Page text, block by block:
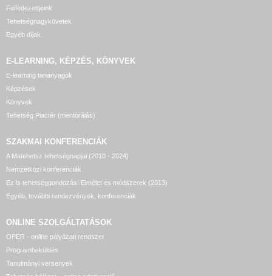
Felfedezettjeink
Tehetségnagykövetek
Egyéb díjak
E-LEARNING, KÉPZÉS, KÖNYVEK
E-learning tananyagok
Képzések
Könyvek
Tehetség Piactér (mentorálás)
SZAKMAI KONFERENCIÁK
A Matehetsz tehetségnapjai (2010 - 2024)
Nemzetközi konferenciák
Ez is tehetséggondozás! Elmélet és módszerek (2013)
Egyéb, további rendezvények, konferenciák
ONLINE SZOLGÁLTATÁSOK
OPER - online pályázati rendszer
Programbeküldés
Tanulmányi versenyek